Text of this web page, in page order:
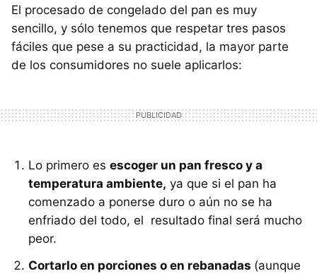
El procesado de congelado del pan es muy
sencillo, y sólo tenemos que respetar tres pasos
fáciles que pese a su practicidad, la mayor parte
de los consumidores no suele aplicarlos:
Lo primero es escoger un pan fresco y a
temperatura ambiente, ya que si el pan ha
comenzado a ponerse duro o aún no se ha
enfriado del todo, el resultado final será mucho
peor.
Cortarlo en porciones o en rebanadas (aunque